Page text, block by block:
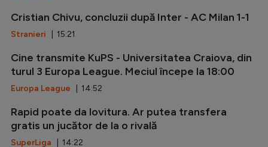
Cristian Chivu, concluzii după Inter - AC Milan 1-1
Stranieri | 15:21
Cine transmite KuPS - Universitatea Craiova, din
turul 3 Europa League. Meciul începe la 18:00
Europa League | 14:52
Rapid poate da lovitura. Ar putea transfera
gratis un jucător de la o rivală
SuperLiga | 14:22